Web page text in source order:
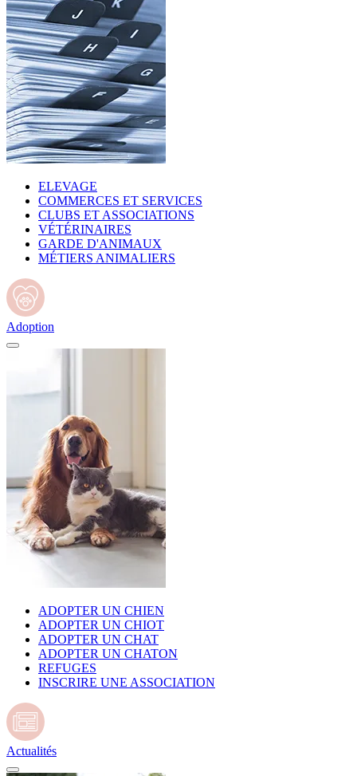
ELEVAGE
COMMERCES ET SERVICES
CLUBS ET ASSOCIATIONS
VÉTÉRINAIRES
GARDE D'ANIMAUX
MÉTIERS ANIMALIERS
Adoption
ADOPTER UN CHIEN
ADOPTER UN CHIOT
ADOPTER UN CHAT
ADOPTER UN CHATON
REFUGES
INSCRIRE UNE ASSOCIATION
Actualités